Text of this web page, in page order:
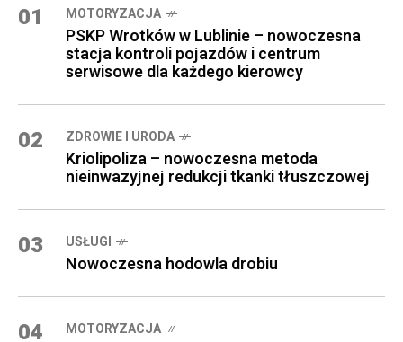
01 MOTORYZACJA
PSKP Wrotków w Lublinie – nowoczesna
stacja kontroli pojazdów i centrum
serwisowe dla każdego kierowcy
02 ZDROWIE I URODA
Kriolipoliza – nowoczesna metoda
nieinwazyjnej redukcji tkanki tłuszczowej
03 USŁUGI
Nowoczesna hodowla drobiu
04 MOTORYZACJA